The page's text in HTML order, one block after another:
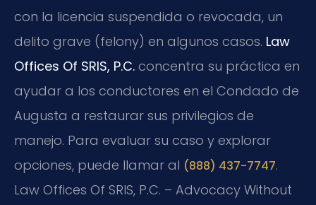
con la licencia suspendida o revocada, un
delito grave (felony) en algunos casos. Law
Offices Of SRIS, P.C. concentra su práctica en
ayudar a los conductores en el Condado de
Augusta a restaurar sus privilegios de
manejo. Para evaluar su caso y explorar
opciones, puede llamar al (888) 437-7747.
Law Offices Of SRIS, P.C. – Advocacy Without